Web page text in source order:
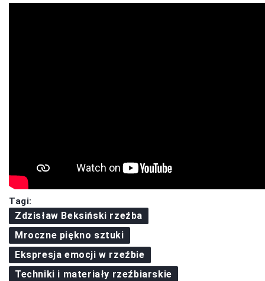
Tagi:
Zdzisław Beksiński rzeźba
Mroczne piękno sztuki
Ekspresja emocji w rzeźbie
Techniki i materiały rzeźbiarskie